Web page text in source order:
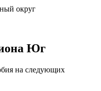
округ
Юг
на следующих